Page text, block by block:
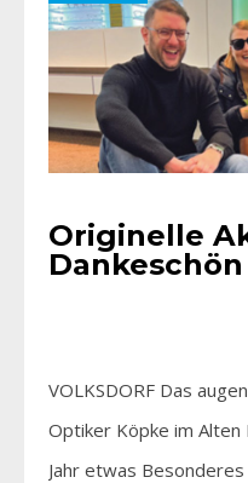
Originelle
Dankeschön
VOLKSDORF Das
Optiker Köpke im
Jahr etwas